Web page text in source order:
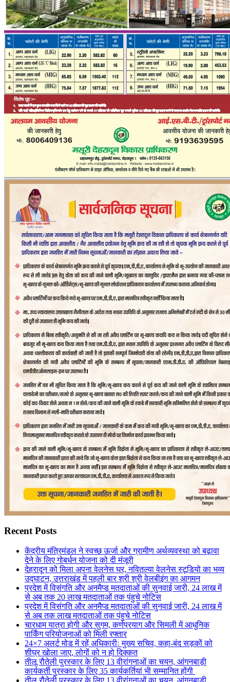
Recent Posts
केंद्रीय मंत्रिमंडल ने स्वच्छ ऊर्जा और ग्रामीण अर्थव्यवस्था को बढ़ावा
देने के लिए गोबर्धन योजना को दी मंजूरी
देहरादून को मिला अपना वेलनेस घर, नवितल्या वेलनेस स्टूडियो का भव्य
उद्घाटन, उत्तराखंड में पहली बार श्री श्री वेलबीइंग का आगमन
प्रदेश में विसंगति और अनमैप्ड मतदाताओं की सुनवाई जारी, 24 लाख में
से अब तक 20 लाख मतदाताओं तक पंहुचे नोटिस
प्रदेश में विसंगति और अनमैप्ड मतदाताओं की सुनवाई जारी, 24 लाख में
से अब तक लाख मतदाताओं तक पंहुचे नोटिस
चारधाम यात्रा होगी और सुगम, कर्णप्रयाग और सिमली में आधुनिक
पार्किंग परियोजनाओं को मिली रफ्तार
24×7 अलर्ट मोड में रहें अधिकारीः मुख्य सचिव, कहा-बंद सड़कों को
शीघ्र खोला जाए, लोगों को न हो दिक्कत
तीलू रौतेली पुरस्कार के लिए 13 वीरांगनाओं का चयन, आंगनबाड़ी
कार्यकर्ती पुरस्कार के लिए 35 कार्यकर्तियां भी सम्मानित होंगी
तीलू रौतेली पुरस्कार के लिए 13 वीरांगनाओं का चयन, आंगनबाड़ी